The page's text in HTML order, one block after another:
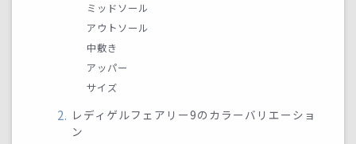
ミッドソール
アウトソール
中敷き
アッパー
サイズ
レディゲルフェアリー9のカラーバリエーショ
ン